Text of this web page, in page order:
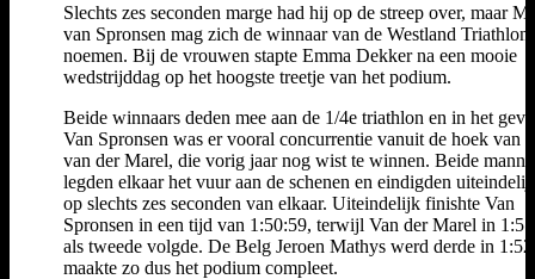
Slechts zes seconden marge had hij op de streep over, maar
van Spronsen mag zich de winnaar van de Westland Triathlon
noemen. Bij de vrouwen stapte Emma Dekker na een mooie
wedstrijddag op het hoogste treetje van het podium.
Beide winnaars deden mee aan de 1/4e triathlon en in het
Van Spronsen was er vooral concurrentie vanuit de hoek van
van der Marel, die vorig jaar nog wist te winnen. Beide
legden elkaar het vuur aan de schenen en eindigden
op slechts zes seconden van elkaar. Uiteindelijk finishte Van
Spronsen in een tijd van 1:50:59, terwijl Van der Marel in
als tweede volgde. De Belg Jeroen Mathys werd derde in
maakte zo dus het podium compleet.